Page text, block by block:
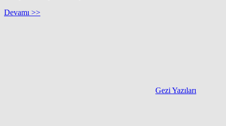
Devamı >>
Gezi Yazıları